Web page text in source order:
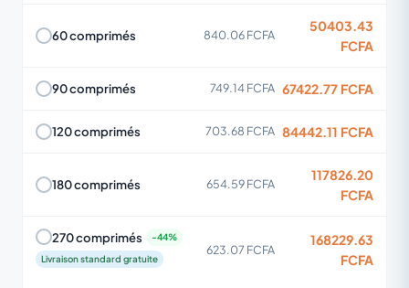
60 comprimés 840.06 FCFA
50403.43
FCFA
90 comprimés 749.14 FCFA 67422.77 FCFA
120 comprimés 703.68 FCFA 84442.11 FCFA
180 comprimés 654.59 FCFA
117826.20
FCFA
270 comprimés
Livraison standard gratuite
623.07 FCFA
168229.63
FCFA